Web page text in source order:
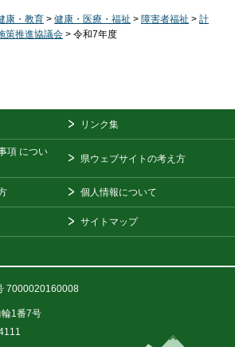
康・教育 > 健康・医療・福祉 > 障害者福祉 > 計
策推進協議会 > 令和7年度
リンク集
項 につい
県ウェブサイトの考え方
個人情報について
サイトマップ
7000020160008
1番7号